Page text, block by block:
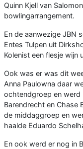
Quinn Kjell van
bowlingarrangement.
En de aanwezige JBN
Entes Tulpen uit
Kolenist een flesje wijn
Ook was er was dit
Anna Paulowna daar
ochtendgroep en werd
Barendrecht en Chase
de middaggroep en
haalde Eduardo
En ook werd er nog in